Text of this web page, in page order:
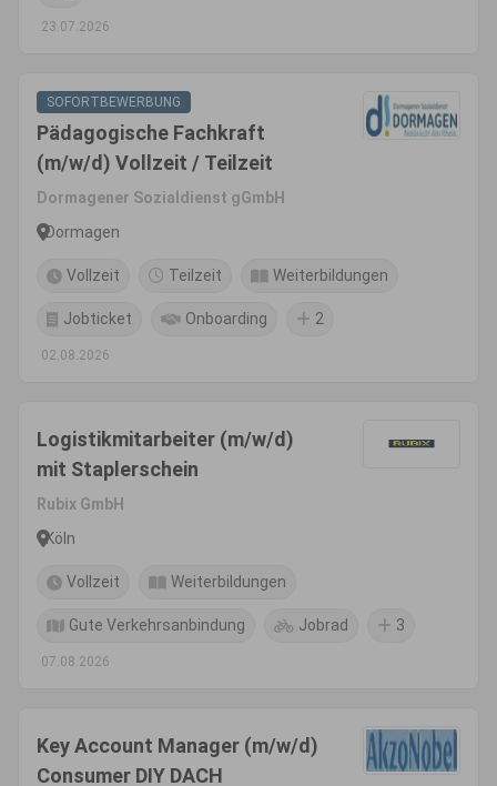
23.07.2026
SOFORTBEWERBUNG
Pädagogische Fachkraft
(m/w/d) Vollzeit / Teilzeit
Dormagener Sozialdienst gGmbH
Dormagen
Vollzeit Teilzeit Weiterbildungen
Jobticket Onboarding 2
02.08.2026
Logistikmitarbeiter (m/w/d)
mit Staplerschein
Rubix GmbH
Köln
Vollzeit Weiterbildungen
Gute Verkehrsanbindung Jobrad 3
07.08.2026
Key Account Manager (m/w/d)
Consumer DIY DACH